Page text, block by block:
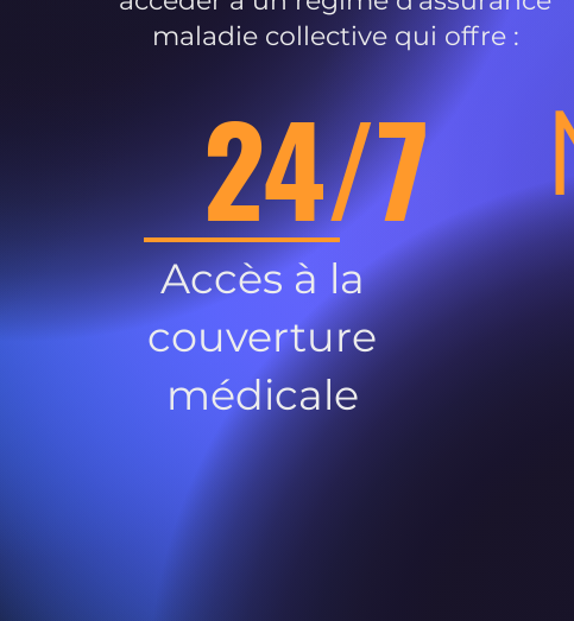
maladie collective qui offre :
24/7
Accès à la
couverture
médicale